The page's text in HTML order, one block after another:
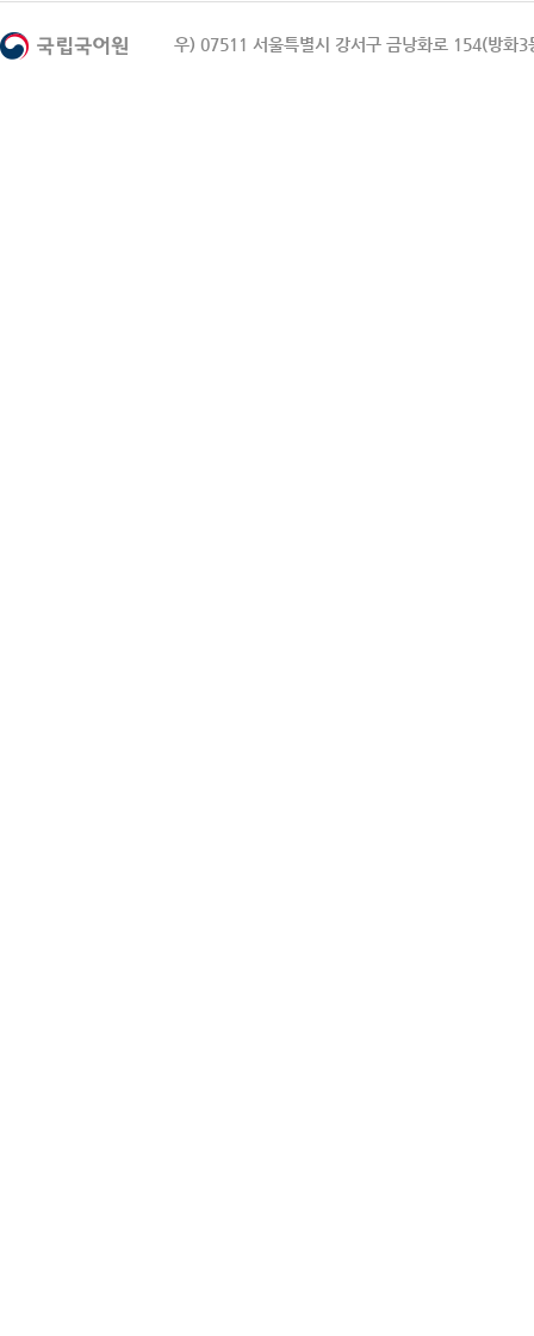
우) 07511 서울특별시 강서구 금낭화로 154(방화3